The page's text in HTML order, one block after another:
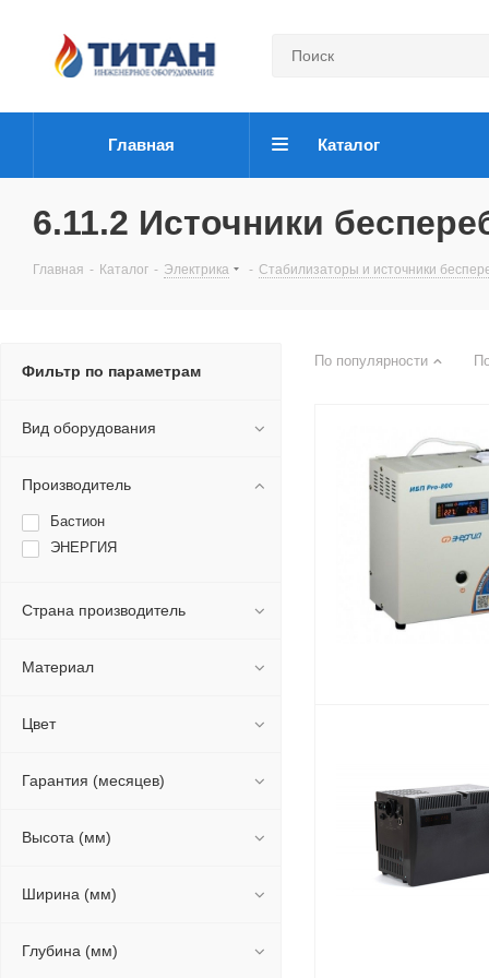
Главная Каталог
6.11.2 Источники
Главная - Каталог - Электрика - Стабилизаторы и источники
По популярности
Фильтр по параметрам
Вид оборудования
Производитель
Бастион
ЭНЕРГИЯ
Страна производитель
Материал
Цвет
Гарантия (месяцев)
Высота (мм)
Ширина (мм)
Глубина (мм)